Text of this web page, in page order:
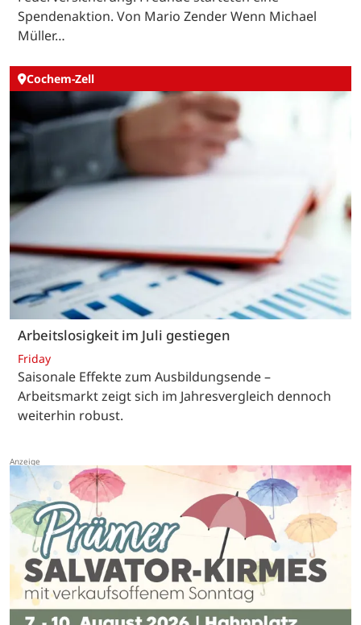
Spendenaktion. Von Mario Zender Wenn Michael
Müller…
Cochem-Zell
Arbeitslosigkeit im Juli gestiegen
Friday
Saisonale Effekte zum Ausbildungsende –
Arbeitsmarkt zeigt sich im Jahresvergleich dennoch
weiterhin robust.